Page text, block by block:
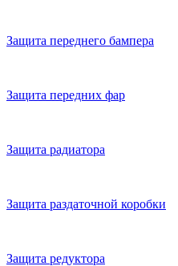
Защита переднего бампера
Защита передних фар
Защита радиатора
Защита раздаточной коробки
Защита редуктора